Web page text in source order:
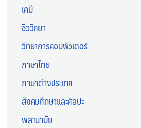
เคมี
ชีววิทยา
วิทยาการคอมพิวเตอร์
ภาษาไทย
ภาษาต่างประเทศ
สังคมศึกษาและศิลปะ
พลานามัย